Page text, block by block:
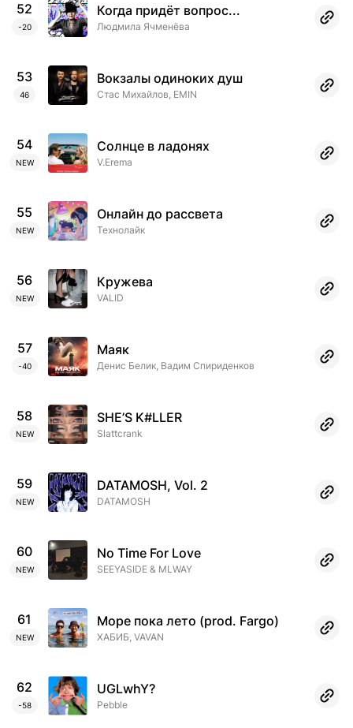
Сканер
52
-20
Когда придёт вопрос...
Людмила Ячменёва
53
46
Вокзалы одиноких душ
Стас Михайлов, EMIN
54
NEW
Солнце в ладонях
V.Erema
55
NEW
Онлайн до рассвета
Технолайк
56
NEW
Кружева
VALID
57
-40
Маяк
Денис Белик, Вадим Спириденков
58
NEW
SHE’S K#LLER
Slattcrank
59
NEW
DATAMOSH, Vol. 2
DATAMOSH
60
NEW
No Time For Love
SEEYASIDE & MLWAY
61
NEW
Море пока лето (prod. Fargo)
ХАБИБ, VAVAN
62
-58
UGLwhY?
Pebble